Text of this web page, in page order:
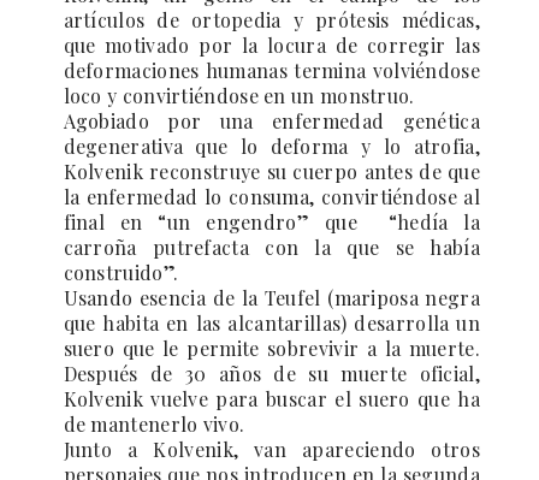
artículos de ortopedia y prótesis médicas,
que motivado por la locura de corregir las
deformaciones humanas termina volviéndose
loco y convirtiéndose en un monstruo.
Agobiado por una enfermedad genética
degenerativa que lo deforma y lo atrofia,
Kolvenik reconstruye su cuerpo antes de que
la enfermedad lo consuma, convirtiéndose al
final en “un engendro” que “hedía la
carroña putrefacta con la que se había
construido”.
Usando esencia de la Teufel (mariposa negra
que habita en las alcantarillas) desarrolla un
suero que le permite sobrevivir a la muerte.
Después de 30 años de su muerte oficial,
Kolvenik vuelve para buscar el suero que ha
de mantenerlo vivo.
Junto a Kolvenik, van apareciendo otros